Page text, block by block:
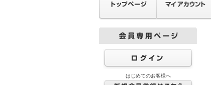
はじめてのお客様へ